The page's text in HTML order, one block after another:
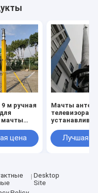
м ручная
мачты
цена
Мачты
телевизора
вверх
Лучшая
Desktop
Site